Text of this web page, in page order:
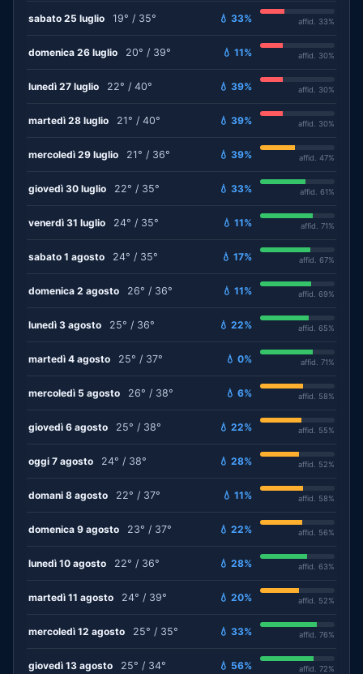
sabato 25 luglio 19° / 35° 💧 33% affid. 33%
domenica 26 luglio 20° / 39° 💧 11% affid. 30%
lunedì 27 luglio 22° / 40° 💧 39% affid. 30%
martedì 28 luglio 21° / 40° 💧 39% affid. 30%
mercoledì 29 luglio 21° / 36° 💧 39% affid. 47%
giovedì 30 luglio 22° / 35° 💧 33% affid. 61%
venerdì 31 luglio 24° / 35° 💧 11% affid. 71%
sabato 1 agosto 24° / 35° 💧 17% affid. 67%
domenica 2 agosto 26° / 36° 💧 11% affid. 69%
lunedì 3 agosto 25° / 36° 💧 22% affid. 65%
martedì 4 agosto 25° / 37° 💧 0% affid. 71%
mercoledì 5 agosto 26° / 38° 💧 6% affid. 58%
giovedì 6 agosto 25° / 38° 💧 22% affid. 55%
oggi 7 agosto 24° / 38° 💧 28% affid. 52%
domani 8 agosto 22° / 37° 💧 11% affid. 58%
domenica 9 agosto 23° / 37° 💧 22% affid. 56%
lunedì 10 agosto 22° / 36° 💧 28% affid. 63%
martedì 11 agosto 24° / 39° 💧 20% affid. 52%
mercoledì 12 agosto 25° / 35° 💧 33% affid. 76%
giovedì 13 agosto 25° / 34° 💧 56% affid. 72%